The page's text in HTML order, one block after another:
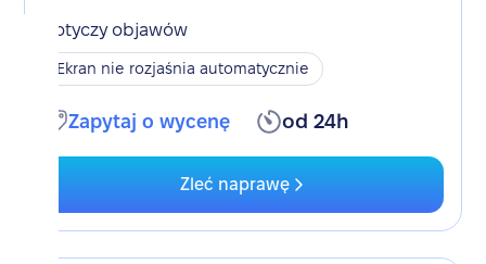
Dotyczy objawów
Ekran nie rozjaśnia automatycznie
Zapytaj o wycenę od 24h
Zleć naprawę